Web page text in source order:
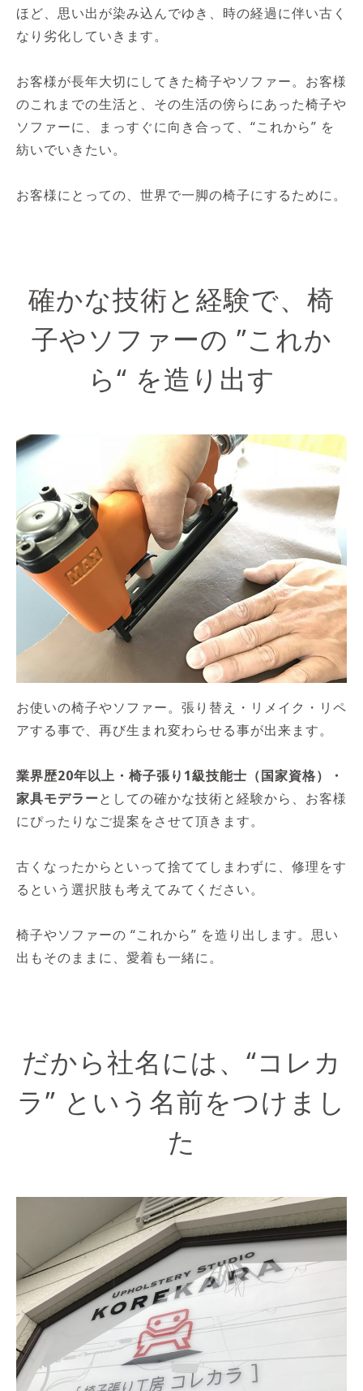
ほど、思い出が染み込んでゆき、時の経過に伴い古く
なり劣化していきます。
お客様が長年大切にしてきた椅子やソファー。お客様
のこれまでの生活と、その生活の傍らにあった椅子や
ソファーに、まっすぐに向き合って、“これから” を
紡いでいきたい。
お客様にとっての、世界で一脚の椅子にするために。
確かな技術と経験で、椅
子やソファーの ”これか
ら“ を造り出す
お使いの椅子やソファー。張り替え・リメイク・リペ
アする事で、再び生まれ変わらせる事が出来ます。
業界歴20年以上・椅子張り1級技能士（国家資格）・
家具モデラーとしての確かな技術と経験から、お客様
にぴったりなご提案をさせて頂きます。
古くなったからといって捨ててしまわずに、修理をす
るという選択肢も考えてみてください。
椅子やソファーの “これから” を造り出します。思い
出もそのままに、愛着も一緒に。
だから社名には、“コレカ
ラ” という名前をつけまし
た